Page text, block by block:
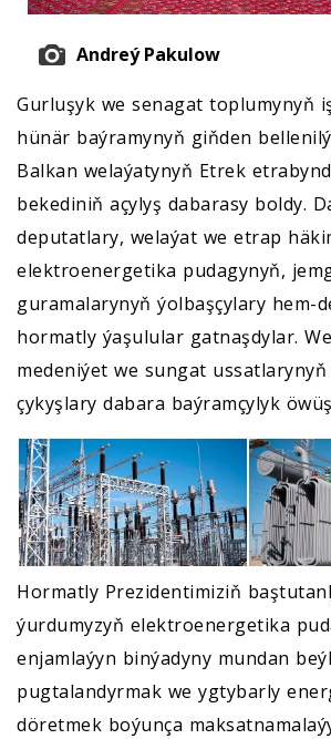
Andreý Pakulow
Gurluşyk we senagat toplumynyň
hünär baýramynyň giňden
Balkan welaýatynyň Etrek
bekediniň açylyş dabarasy boldy.
deputatlary, welaýat we etrap
elektroenergetika pudagynyň,
guramalarynyň ýolbaşçylary hem-
hormatly ýaşulular gatnaşdylar.
medeniýet we sungat ussatlarynyň
çykyşlary dabara baýramçylyk
Hormatly Prezidentimiziň
ýurdumyzyň elektroenergetika
enjamlaýyn binýadyny mundan
pugtalandyrmak we ygtybarly
döretmek boýunça